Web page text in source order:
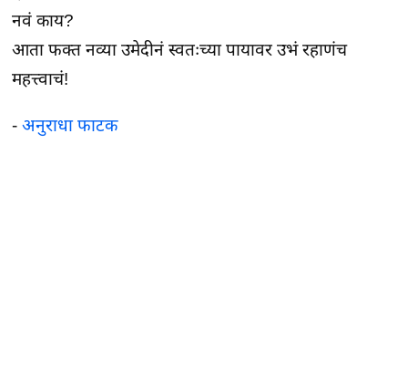
नवं काय?
आता फक्त नव्या उमेदीनं स्वतःच्या पायावर उभं रहाणंच
महत्त्वाचं!
-अनुराधा फाटक